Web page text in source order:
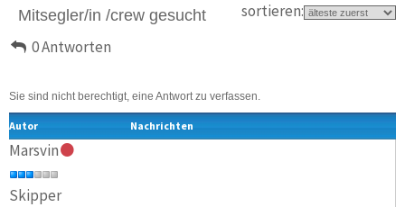
Mitsegler/in /crew gesucht
0 Antworten
sortieren:
Sie sind nicht berechtigt, eine Antwort zu verfassen.
Autor Nachrichten
Marsvin
Skipper